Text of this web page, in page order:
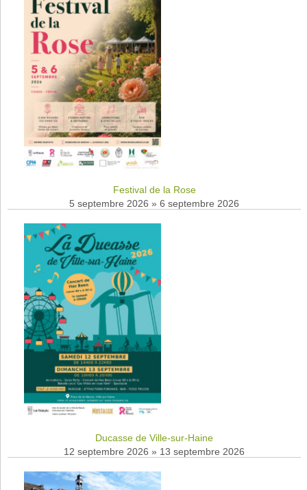
Festival de la Rose
5 septembre 2026 » 6 septembre 2026
Ducasse de Ville-sur-Haine
12 septembre 2026 » 13 septembre 2026